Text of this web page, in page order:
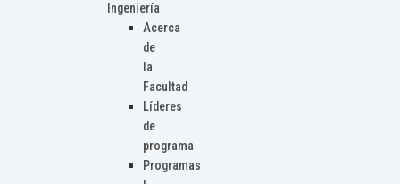
Ingeniería
Acerca
de
la
Facultad
Líderes
de
programa
Programas